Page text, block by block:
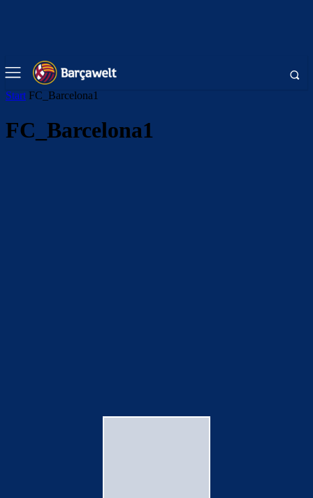
Start FC_Barcelona1
FC_Barcelona1